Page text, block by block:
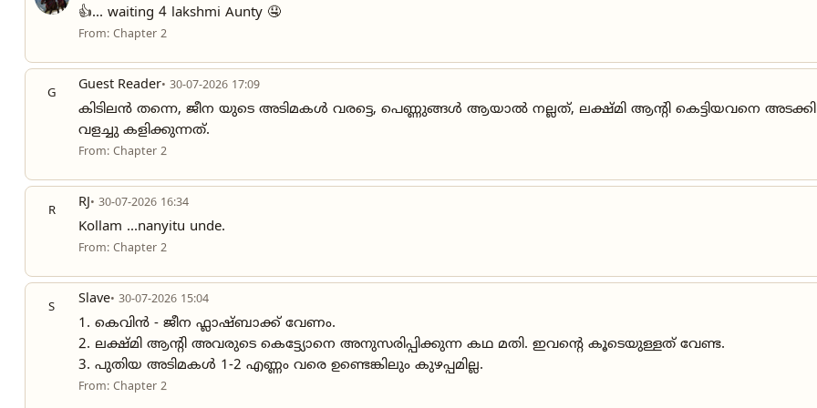
👍... waiting 4 lakshmi Aunty 🤤
From: Chapter 2
G Guest Reader• 30-07-2026 17:09
കിടിലൻ തന്നെ, ജീന യുടെ അടിമകൾ വരട്ടെ, പെണ്ണുങ്ങൾ ആയാൽ നല്ലത്, ലക്ഷ്മി ആന്റി കെട്ടിയവനെ അടക്കി
വളച്ചു കളിക്കുന്നത്.
From: Chapter 2
R RJ• 30-07-2026 16:34
Kollam ...nanyitu unde.
From: Chapter 2
S Slave• 30-07-2026 15:04
1. കെവിൻ - ജീന ഫ്ലാഷ്ബാക്ക് വേണം.
2. ലക്ഷ്മി ആന്റി അവരുടെ കെട്ട്യോനെ അനുസരിപ്പിക്കുന്ന കഥ മതി. ഇവന്റെ കൂടെയുള്ളത് വേണ്ട.
3. പുതിയ അടിമകൾ 1-2 എണ്ണം വരെ ഉണ്ടെങ്കിലും കുഴപ്പമില്ല.
From: Chapter 2